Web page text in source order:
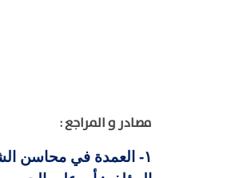
مصادر و المراجع :
١-
العمدة في محاسن